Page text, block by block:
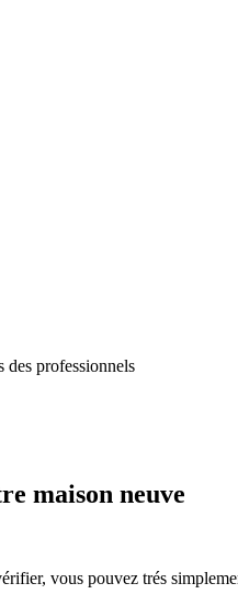
des professionnels
maison neuve
vous pouvez trés